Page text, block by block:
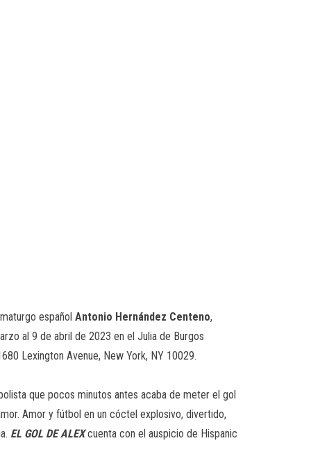
español Antonio Hernández Centeno,
al 9 de abril de 2023 en el Julia de Burgos
Lexington Avenue, New York, NY 10029.
que pocos minutos antes acaba de meter el gol
Amor y fútbol en un cóctel explosivo, divertido,
EL GOL DE ALEXcuenta con el auspicio de Hispanic